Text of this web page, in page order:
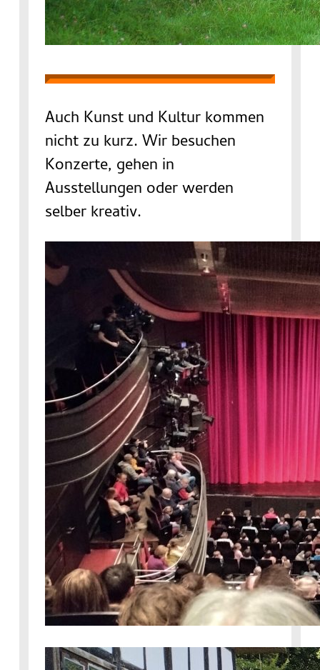
Auch Kunst und Kultur kommen
nicht zu kurz. Wir besuchen
Konzerte, gehen in
Ausstellungen oder werden
selber kreativ.